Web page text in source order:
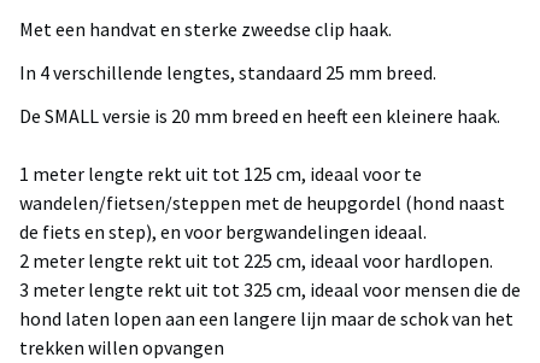
Met een handvat en sterke zweedse clip haak.
In 4 verschillende lengtes, standaard 25 mm breed.
De SMALL versie is 20 mm breed en heeft een kleinere haak.
1 meter lengte rekt uit tot 125 cm, ideaal voor te
wandelen/fietsen/steppen met de heupgordel (hond naast
de fiets en step), en voor bergwandelingen ideaal.
2 meter lengte rekt uit tot 225 cm, ideaal voor hardlopen.
3 meter lengte rekt uit tot 325 cm, ideaal voor mensen die de
hond laten lopen aan een langere lijn maar de schok van het
trekken willen opvangen